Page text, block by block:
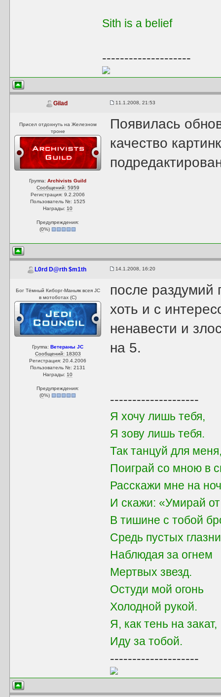
Sith is a belief
--------------------
Gilad 11.1.2008, 21:53
Присел отдохнуть на Железном
троне
Группа:Archivists Guild
Сообщений: 5959
Регистрация: 9.2.2006
Пользователь №: 1525
Награды: 10
Предупреждения:
(0%)
Появилась
качество
L0rd D@rth $m1th 14.1.2008, 16:20
Бог Тёмный Киборг-Маньяк всея JC
в мотоботах (С)
Группа:Ветераны JC
Сообщений: 18303
Регистрация: 20.4.2006
Пользователь №: 2131
Награды: 10
Предупреждения:
(0%)
после раздумий
хоть и с
ненавести и
на 5.
--------------------
Я хочу лишь тебя,
Я зову лишь тебя.
Так танцуй для
Поиграй со мною в
Расскажи мне на
И скажи: «Умирай
В тишине с тобой
Средь пустых
Наблюдая за огнем
Мертвых звезд.
Остуди мой огонь
Холодной рукой.
Я, как тень на закат,
Иду за тобой.
--------------------